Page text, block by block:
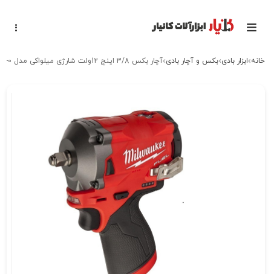
خانه ابزار بادی بکس و آچار بادی آچار بکس 3/8 اینچ 12ولت شارژی میلواکی مدل M12FIW38-0